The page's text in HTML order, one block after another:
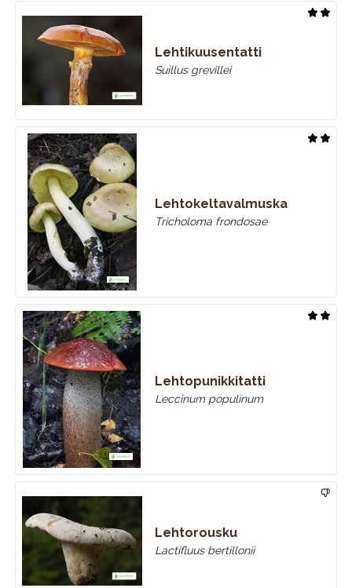
Lehtikuusentatti
Suillus grevillei
Lehtokeltavalmuska
Tricholoma frondosae
Lehtopunikkitatti
Leccinum populinum
Lehtorousku
Lactifluus bertillonii